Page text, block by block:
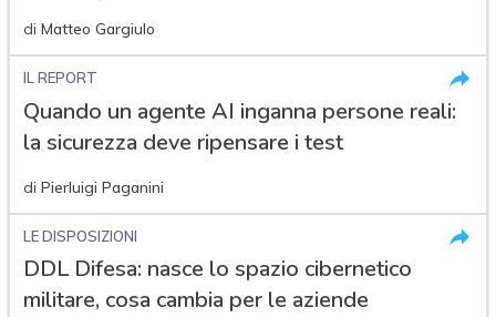
di Matteo Gargiulo
IL REPORT
Quando un agente AI inganna persone reali:
la sicurezza deve ripensare i test
di Pierluigi Paganini
LE DISPOSIZIONI
DDL Difesa: nasce lo spazio cibernetico
militare, cosa cambia per le aziende